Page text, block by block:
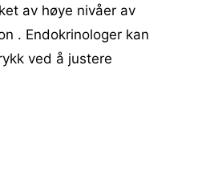
av høye nivåer av
. Endokrinologer kan
ved å justere